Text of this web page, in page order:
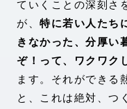
ていくことの深刻さ
が、 特に若い人たち
きなかった、分厚い
ぞ！って、ワクワク
ます。それができる
と、これは絶対、つ